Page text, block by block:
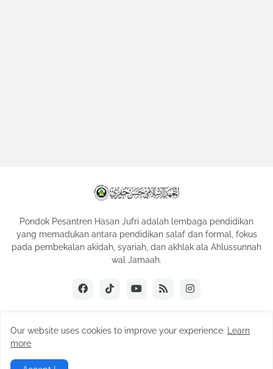
Pondok Pesantren Hasan Jufri adalah lembaga pendidikan
yang memadukan antara pendidikan salaf dan formal, fokus
pada pembekalan akidah, syariah, dan akhlak ala Ahlussunnah
wal Jamaah.
Our website uses cookies to improve your experience.
Learn
more